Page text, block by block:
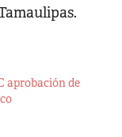
aprobación de